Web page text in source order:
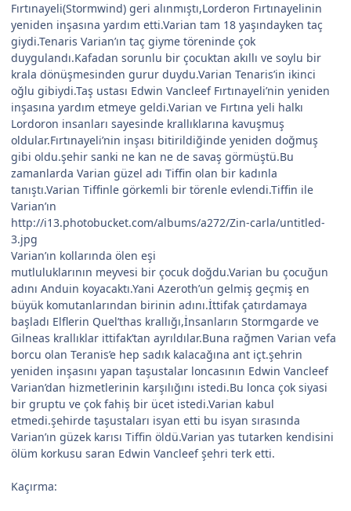
Fırtınayeli(Stormwind) geri alınmıştı,Lorderon Fırtınayelinin
yeniden inşasına yardım etti.Varian tam 18 yaşındayken taç
giydi.Tenaris Varian’ın taç giyme töreninde çok
duygulandı.Kafadan sorunlu bir çocuktan akıllı ve soylu bir
krala dönüşmesinden gurur duydu.Varian Tenaris’in ikinci
oğlu gibiydi.Taş ustası Edwin Vancleef Fırtınayeli’nin yeniden
inşasına yardım etmeye geldi.Varian ve Fırtına yeli halkı
Lordoron insanları sayesinde krallıklarına kavuşmuş
oldular.Fırtınayeli’nin inşası bitirildiğinde yeniden doğmuş
gibi oldu.şehir sanki ne kan ne de savaş görmüştü.Bu
zamanlarda Varian güzel adı Tiffin olan bir kadınla
tanıştı.Varian Tiffinle görkemli bir törenle evlendi.Tiffin ile
Varian’ın
http://i13.photobucket.com/albums/a272/Zin-carla/untitled-
3.jpg
Varian’ın kollarında ölen eşi
mutluluklarının meyvesi bir çocuk doğdu.Varian bu çocuğun
adını Anduin koyacaktı.Yani Azeroth’un gelmiş geçmiş en
büyük komutanlarından birinin adını.İttifak çatırdamaya
başladı Elflerin Quel’thas krallığı,İnsanların Stormgarde ve
Gilneas krallıklar ittifak’tan ayrıldılar.Buna rağmen Varian vefa
borcu olan Teranis’e hep sadık kalacağına ant içt.şehrin
yeniden inşasını yapan taşustalar loncasının Edwin Vancleef
Varian’dan hizmetlerinin karşılığını istedi.Bu lonca çok siyasi
bir gruptu ve çok fahiş bir ücet istedi.Varian kabul
etmedi.şehirde taşustaları isyan etti bu isyan sırasında
Varian’ın güzek karısı Tiffin öldü.Varian yas tutarken kendisini
ölüm korkusu saran Edwin Vancleef şehri terk etti.
Kaçırma: